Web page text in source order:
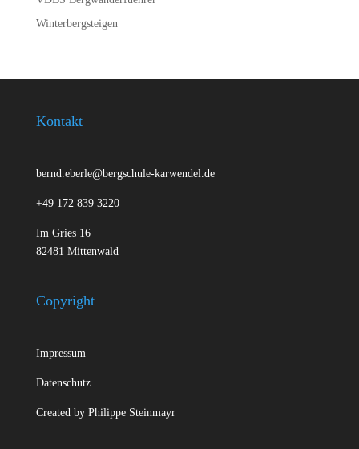
Winterbergsteigen
Kontakt
bernd.eberle@bergschule-karwendel.de
+49 172 839 3220
Im Gries 16
82481 Mittenwald
Copyright
Impressum
Datenschutz
Created by Philippe Steinmayr